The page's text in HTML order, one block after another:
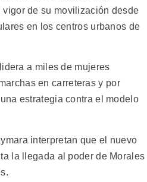
de su movilización desde
en los centros urbanos de
a miles de mujeres
en carreteras y por
estrategia contra el modelo
interpretan que el nuevo
la llegada al poder de Morales